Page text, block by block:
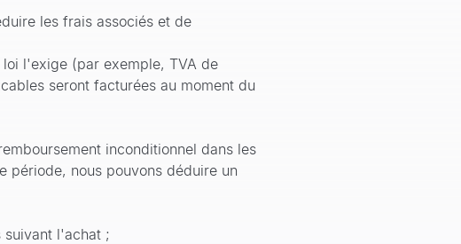
les frais associés et de
l'exige (par exemple, TVA de
seront facturées au moment du
inconditionnel dans les
période, nous pouvons déduire un
suivant l'achat ;